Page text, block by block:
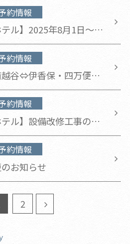
約情報
テル】2025年8月1日～8
ト時間が11時から10時
約情報
谷⇔伊香保・四万便」
約情報
テル】設備改修工事のお
約情報
お知らせ
2